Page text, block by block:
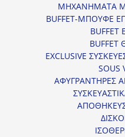
ΜΗΧΑΝΗΜΑΤΑ
BUFFET-ΜΠΟΥΦΕ
EXCLUSIVE
SOUS
ΑΦΥΓΡΑΝΤΗΡΕΣ